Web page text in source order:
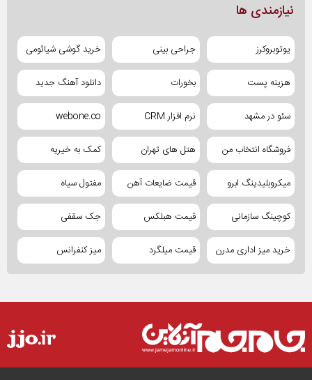
نیازمندی ها
یوتوبروکرز جراحی بینی خرید گوشی شیائومی
هزینه پست بخورات دانلود آهنگ جدید
سئو در مشهد نرم افزار CRM webone.co
فروشگاه انتخاب من هتل های تهران کمک به خیریه
میکروبلیدینگ ابرو قیمت ضایعات آهن مفتول سیاه
کوچینگ سازمانی قیمت هبلکس جک سقفی
خرید میز اداری مدرن قیمت میلگرد میز کنفرانس